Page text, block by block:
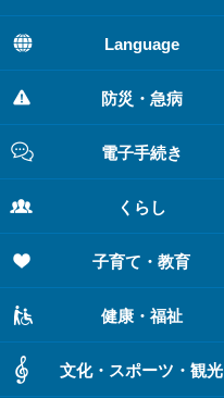
文
へ
Language
防災・急病
電子手続き
くらし
子育て・教育
健康・福祉
文化・スポーツ・観光